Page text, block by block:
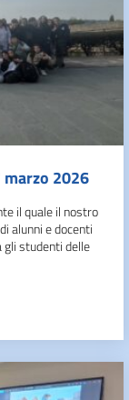
2026
il quale il nostro
alunni e docenti
gli studenti delle